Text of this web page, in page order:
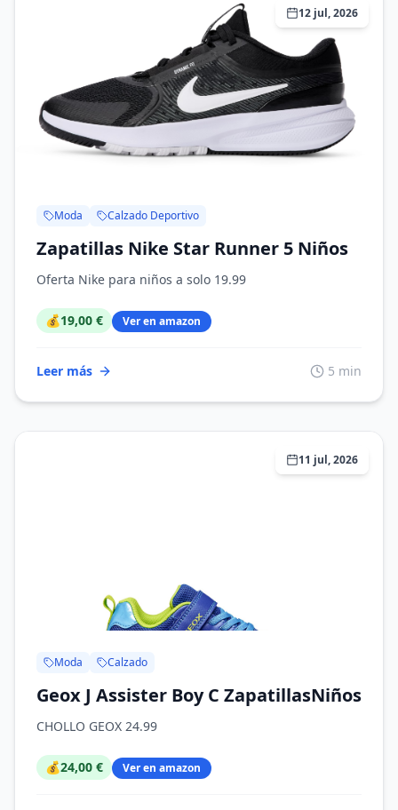
12 jul, 2026
Moda Calzado Deportivo
Zapatillas Nike Star Runner 5 Niños
Oferta Nike para niños a solo 19.99
💰19,00 € Ver en amazon
Leer más 5 min
11 jul, 2026
Moda Calzado
Geox J Assister Boy C ZapatillasNiños
CHOLLO GEOX 24.99
💰24,00 € Ver en amazon